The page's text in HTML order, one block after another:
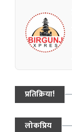
प्रतिक्रिया!
लोकप्रिय